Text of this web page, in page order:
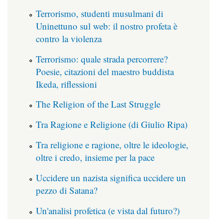
Terrorismo, studenti musulmani di
Uninettuno sul web: il nostro profeta è
contro la violenza
Terrorismo: quale strada percorrere?
Poesie, citazioni del maestro buddista
Ikeda, riflessioni
The Religion of the Last Struggle
Tra Ragione e Religione (di Giulio Ripa)
Tra religione e ragione, oltre le ideologie,
oltre i credo, insieme per la pace
Uccidere un nazista significa uccidere un
pezzo di Satana?
Un'analisi profetica (e vista dal futuro?)